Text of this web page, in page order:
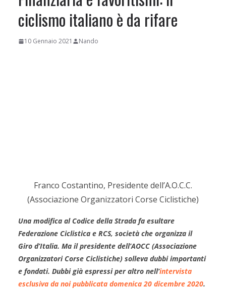
ciclismo italiano è da rifare
10 Gennaio 2021 Nando
Franco Costantino, Presidente dell’A.O.C.C.
(Associazione Organizzatori Corse Ciclistiche)
Una modifica al Codice della Strada fa esultare
Federazione Ciclistica e RCS, società che organizza il
Giro d’Italia. Ma il presidente dell’AOCC (Associazione
Organizzatori Corse Ciclistiche) solleva dubbi importanti
e fondati. Dubbi già espressi per altro nell’intervista
esclusiva da noi pubblicata domenica 20 dicembre 2020.